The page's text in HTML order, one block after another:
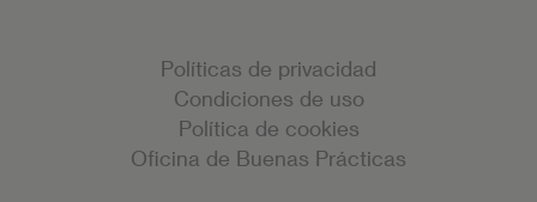
Políticas de privacidad
Condiciones de uso
Política de cookies
Oficina de Buenas Prácticas